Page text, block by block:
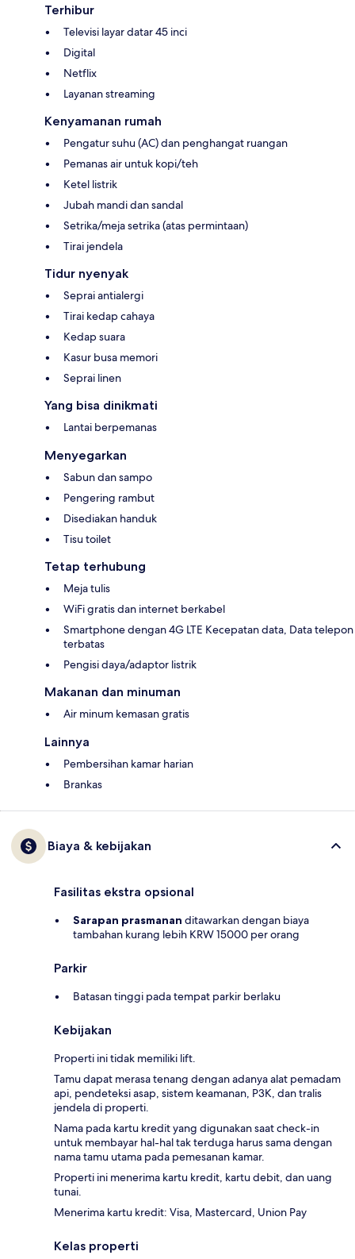
Terhibur
Televisi layar datar 45 inci
Digital
Netflix
Layanan streaming
Kenyamanan rumah
Pengatur suhu (AC) dan penghangat ruangan
Pemanas air untuk kopi/teh
Ketel listrik
Jubah mandi dan sandal
Setrika/meja setrika (atas permintaan)
Tirai jendela
Tidur nyenyak
Seprai antialergi
Tirai kedap cahaya
Kedap suara
Kasur busa memori
Seprai linen
Yang bisa dinikmati
Lantai berpemanas
Menyegarkan
Sabun dan sampo
Pengering rambut
Disediakan handuk
Tisu toilet
Tetap terhubung
Meja tulis
WiFi gratis dan internet berkabel
Smartphone dengan 4G LTE Kecepatan data, Data telepon
terbatas
Pengisi daya/adaptor listrik
Makanan dan minuman
Air minum kemasan gratis
Lainnya
Pembersihan kamar harian
Brankas
Biaya & kebijakan
Fasilitas ekstra opsional
Sarapan prasmanan ditawarkan dengan biaya
tambahan kurang lebih KRW 15000 per orang
Parkir
Batasan tinggi pada tempat parkir berlaku
Kebijakan
Properti ini tidak memiliki lift.
Tamu dapat merasa tenang dengan adanya alat pemadam
api, pendeteksi asap, sistem keamanan, P3K, dan tralis
jendela di properti.
Nama pada kartu kredit yang digunakan saat check-in
untuk membayar hal-hal tak terduga harus sama dengan
nama tamu utama pada pemesanan kamar.
Properti ini menerima kartu kredit, kartu debit, dan uang
tunai.
Menerima kartu kredit: Visa, Mastercard, Union Pay
Kelas properti